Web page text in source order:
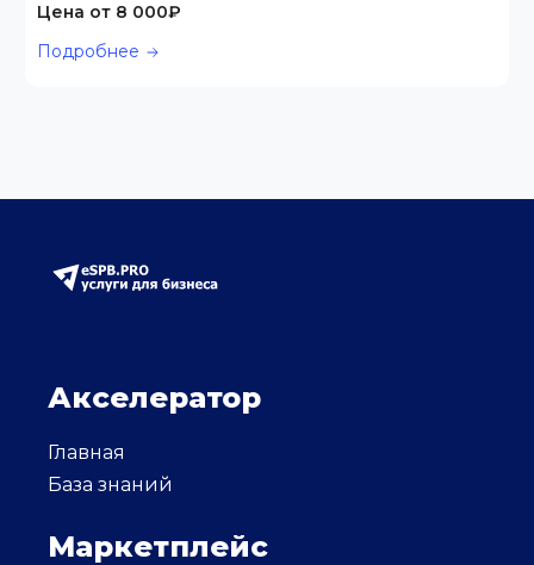
Цена от 8 000₽
Подробнее
Акселератор
Главная
База знаний
Маркетплейс